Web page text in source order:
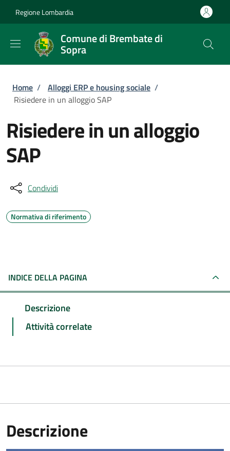
Regione Lombardia
Comune di Brembate di
Sopra
Briciole di pane
Home / Alloggi ERP e housing sociale /
Risiedere in un alloggio SAP
Risiedere in un alloggio
SAP
Condividi
Normativa di riferimento
INDICE DELLA PAGINA
Descrizione
Attività correlate
Descrizione